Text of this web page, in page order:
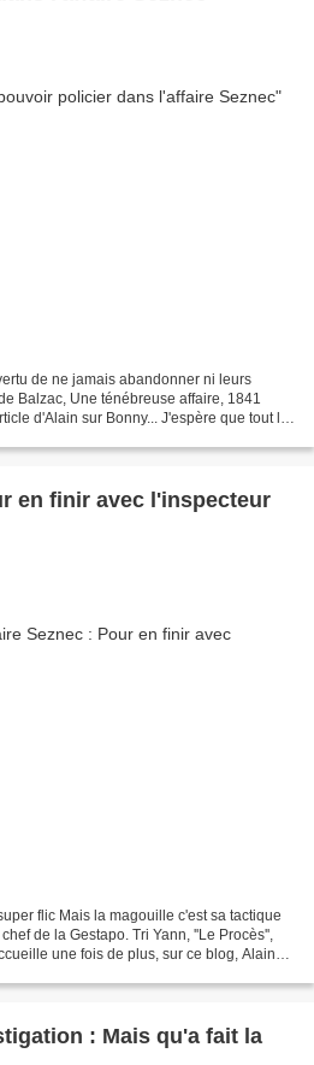
de ne jamais abandonner ni leurs
Balzac, Une ténébreuse affaire, 1841
d'Alain sur Bonny... J'espère que tout le
en finir avec l'inspecteur
flic Mais la magouille c'est sa tactique
de la Gestapo. Tri Yann, ''Le Procès'',
une fois de plus, sur ce blog, Alain
: Mais qu'a fait la